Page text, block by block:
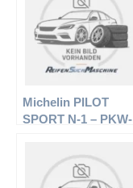
Michelin PILOT
SPORT N-1 – PKW-